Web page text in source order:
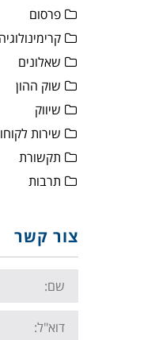
פרסום
קרימינולוגיה
שאלונים
שוק ההון
שיווק
שירות
תקשורת
תרבות
צור קשר
Name:
Email: